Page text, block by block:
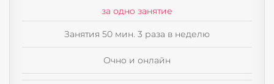
за одно занятие
Занятия 50 мин. 3 раза в неделю
Очно и онлайн